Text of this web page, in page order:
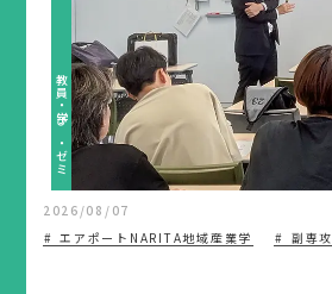
教員・学び・ゼミ
2026/08/07
エアポートNARITA地域産業学 副専攻